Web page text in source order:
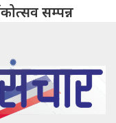
सम्पन्न